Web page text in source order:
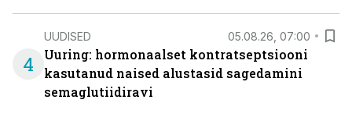
4
UUDISED 05.08.26, 07:00
Uuring: hormonaalset kontratseptsiooni
kasutanud naised alustasid sagedamini
semaglutiidiravi